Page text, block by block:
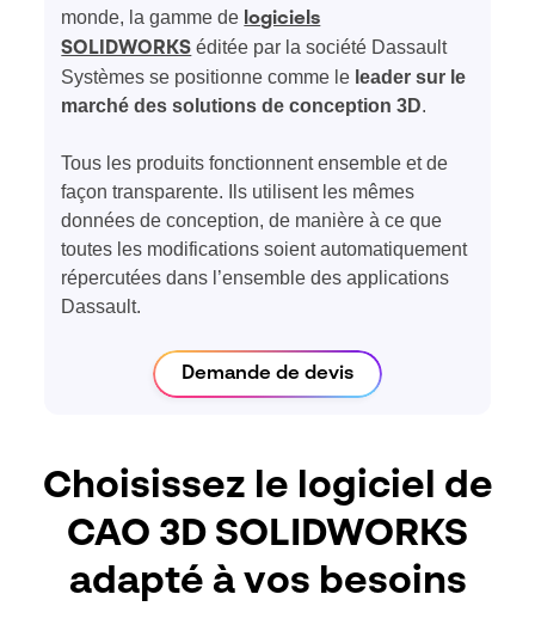
monde, la gamme de logiciels
SOLIDWORKS éditée par la société Dassault
Systèmes se positionne comme le leader sur le
marché des solutions de conception 3D.
Tous les produits fonctionnent ensemble et de
façon transparente. Ils utilisent les mêmes
données de conception, de manière à ce que
toutes les modifications soient automatiquement
répercutées dans l’ensemble des applications
Dassault.
Demande de devis
Choisissez le logiciel de
CAO 3D SOLIDWORKS
adapté à vos besoins